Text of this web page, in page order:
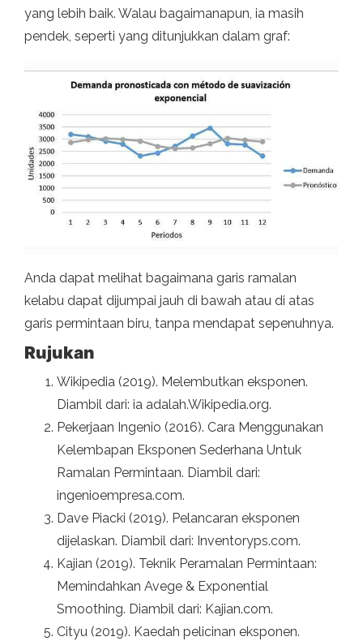
yang lebih baik. Walau bagaimanapun, ia masih
pendek, seperti yang ditunjukkan dalam graf:
Anda dapat melihat bagaimana garis ramalan
kelabu dapat dijumpai jauh di bawah atau di atas
garis permintaan biru, tanpa mendapat sepenuhnya.
Rujukan
Wikipedia (2019). Melembutkan eksponen.
Diambil dari: ia adalah.Wikipedia.org.
Pekerjaan Ingenio (2016). Cara Menggunakan
Kelembapan Eksponen Sederhana Untuk
Ramalan Permintaan. Diambil dari:
ingenioempresa.com.
Dave Piacki (2019). Pelancaran eksponen
dijelaskan. Diambil dari: Inventoryps.com.
Kajian (2019). Teknik Peramalan Permintaan:
Memindahkan Avege & Exponential
Smoothing. Diambil dari: Kajian.com.
Cityu (2019). Kaedah pelicinan eksponen.